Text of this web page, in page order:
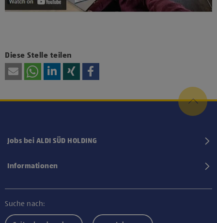
Diese Stelle teilen
Jobs bei ALDI SÜD HOLDING
Informationen
Suche nach: